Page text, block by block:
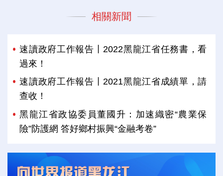
相關新聞
速讀政府工作報告丨2022黑龍江省任務書，看
過來！
速讀政府工作報告丨2021黑龍江省成績單，請
查收！
黑龍江省政協委員董國升：加速織密“農業保
險”防護網 答好鄉村振興“金融考卷”